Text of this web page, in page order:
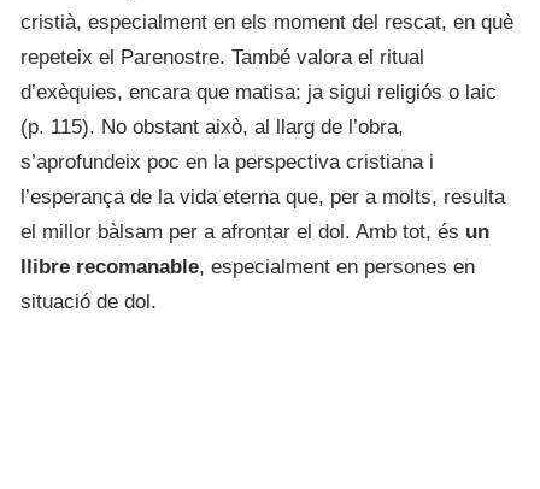
cristià, especialment en els moment del rescat, en què
repeteix el Parenostre. També valora el ritual
d’exèquies, encara que matisa: ja sigui religiós o laic
(p. 115). No obstant això, al llarg de l’obra,
s’aprofundeix poc en la perspectiva cristiana i
l’esperança de la vida eterna que, per a molts, resulta
el millor bàlsam per a afrontar el dol. Amb tot, és un
llibre recomanable, especialment en persones en
situació de dol.